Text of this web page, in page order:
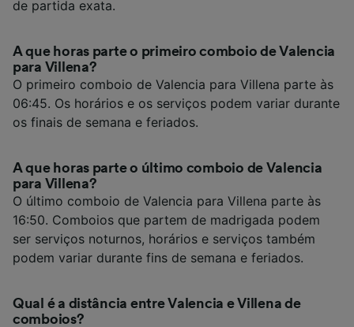
de partida exata.
A que horas parte o primeiro comboio de Valencia
para Villena?
O primeiro comboio de Valencia para Villena parte às
06:45. Os horários e os serviços podem variar durante
os finais de semana e feriados.
A que horas parte o último comboio de Valencia
para Villena?
O último comboio de Valencia para Villena parte às
16:50. Comboios que partem de madrigada podem
ser serviços noturnos, horários e serviços também
podem variar durante fins de semana e feriados.
Qual é a distância entre Valencia e Villena de
comboios?